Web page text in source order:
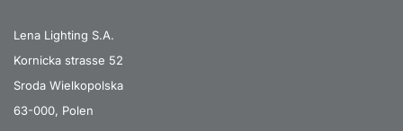
Lena Lighting S.A.
Kornicka strasse 52
Sroda Wielkopolska
63-000, Polen